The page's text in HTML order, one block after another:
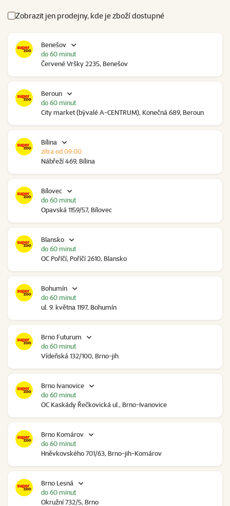
Zobrazit jen prodejny, kde je zboží dostupné
Benešov
Červené Vršky 2235, Benešov
do 60 minut
Beroun
City market (bývalé A-CENTRUM), Konečná 689, Beroun
do 60 minut
Bílina
Nábřeží 469, Bílina
zítra od 09:00
Bílovec
Opavská 1159/57, Bílovec
do 60 minut
Blansko
OC Poříčí, Poříčí 2610, Blansko
do 60 minut
Bohumín
ul. 9. května 1197, Bohumín
do 60 minut
Brno Futurum
Vídeňská 132/100, Brno-jih
do 60 minut
Brno Ivanovice
OC Kaskády Řečkovická ul., Brno-Ivanovice
do 60 minut
Brno Komárov
Hněvkovského 701/63, Brno-jih-Komárov
do 60 minut
Brno Lesná
Okružní 732/5, Brno
do 60 minut